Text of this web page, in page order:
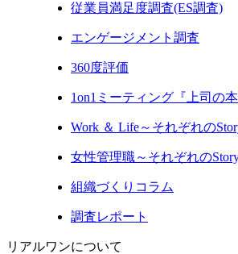
従業員満足度調査(ES調査)
エンゲージメント調査
360度評価
1on1ミーティング『上司の
Work ＆ Life～それぞれの
女性管理職～それぞれの
組織づくりコラム
調査レポート
リアルワンについて